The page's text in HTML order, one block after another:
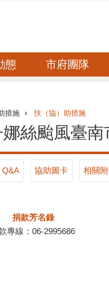
態 市府團隊
措施 扶（協）助措施
娜絲颱風臺
Q&A 協助圖卡 相關
捐款芳名錄
專線：06-2995686